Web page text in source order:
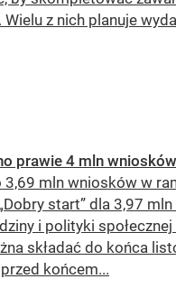
z nich planuje
prawie 4 mln wniosków
3,69 mln wniosków w
start” dla 3,97
i polityki
składać do końca
końcem...